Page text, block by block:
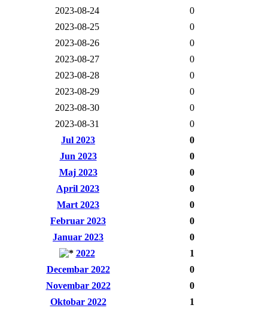
2023-08-24
0
2023-08-25
0
2023-08-26
0
2023-08-27
0
2023-08-28
0
2023-08-29
0
2023-08-30
0
2023-08-31
0
Jul 2023
0
Jun 2023
0
Maj 2023
0
April 2023
0
Mart 2023
0
Februar 2023
0
Januar 2023
0
2022
1
Decembar 2022
0
Novembar 2022
0
Oktobar 2022
1